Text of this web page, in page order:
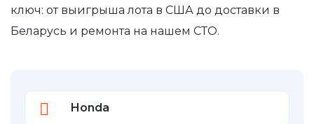
ключ: от выигрыша лота в США до доставки в
Беларусь и ремонта на нашем СТО.
Honda